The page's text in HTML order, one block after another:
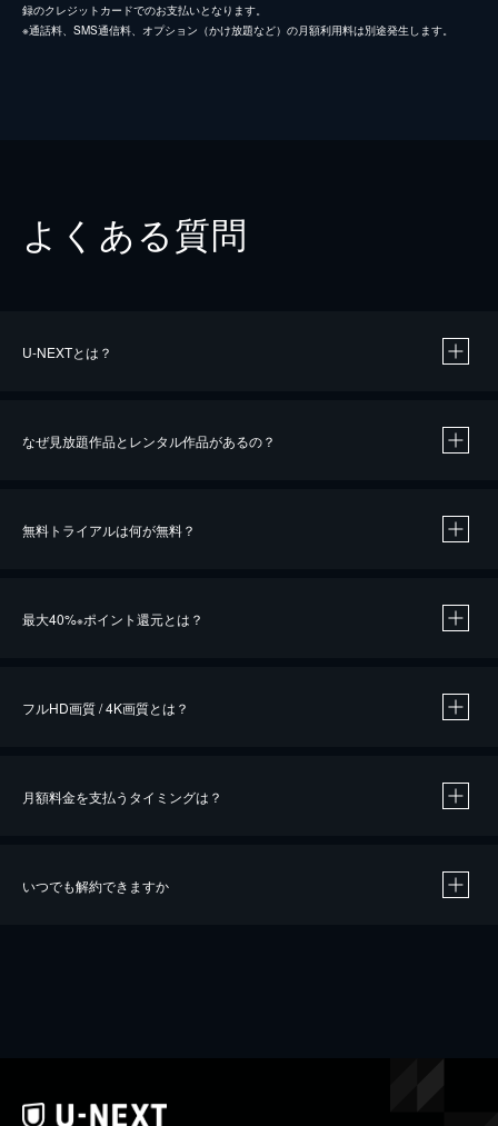
録のクレジットカードでのお支払いとなります。
※通話料、SMS通信料、オプション（かけ放題など）の月額利用料は別途発生します。
よくある質問
U-NEXTとは？
なぜ見放題作品とレンタル作品があるの？
無料トライアルは何が無料？
最大40%※ポイント還元とは？
※40％ポイント還元の対象は、クレジットカード決済による作品の購入 / レンタルです。
フルHD画質 / 4K画質とは？
月額料金を支払うタイミングは？
いつでも解約できますか